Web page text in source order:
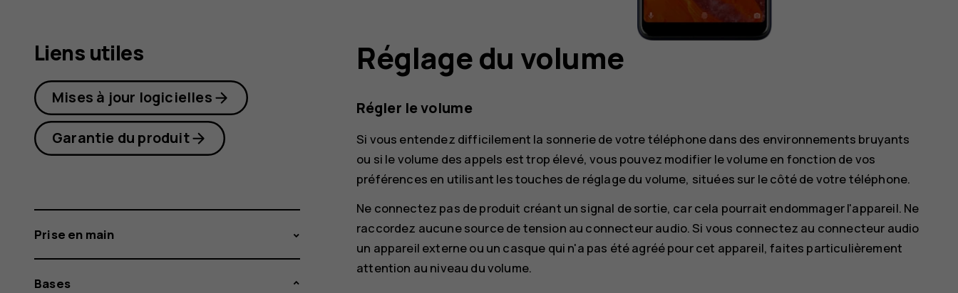
Réglage du volume
Régler le volume
Si vous entendez difficilement la sonnerie de votre téléphone dans des environnements bruyants
ou si le volume des appels est trop élevé, vous pouvez modifier le volume en fonction de vos
préférences en utilisant les touches de réglage du volume, situées sur le côté de votre téléphone.
Ne connectez pas de produit créant un signal de sortie, car cela pourrait endommager l'appareil. Ne
raccordez aucune source de tension au connecteur audio. Si vous connectez au connecteur audio
un appareil externe ou un casque qui n'a pas été agréé pour cet appareil, faites particulièrement
attention au niveau du volume.
Liens utiles
Mises à jour logicielles
Garantie du produit
Prise en main
Bases